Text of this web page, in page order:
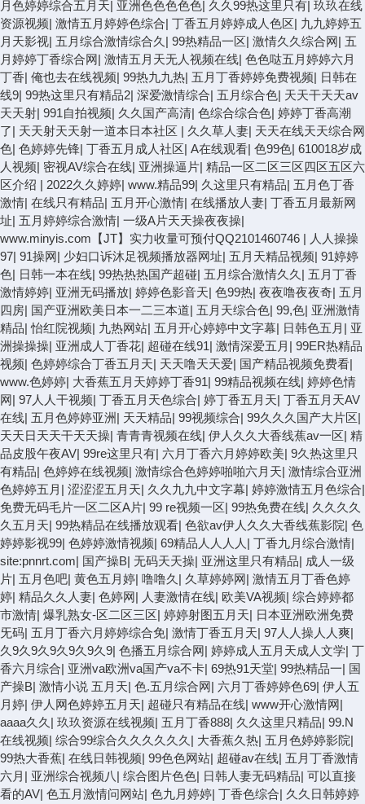
月色婷婷综合五月天| 亚洲色色色色色| 久久99热这里只有| 玖玖在线
资源视频| 激情五月婷婷色综合| 丁香五月婷婷成人色区| 九九婷婷五
月天影视| 五月综合激情综合久 | 99热精品一区| 激情久久综合网| 五
月婷婷丁香综合网| 激情五月天无人视频在线| 色色哒五月婷婷六月
丁香| 俺也去在线视频| 99热九九热| 五月丁香婷婷免费视频| 日韩在
线9| 99热这里只有精品2| 深爱激情综合| 五月综合色| 天天干天天av
天天射| 991自拍视频| 久久国产高清| 色综合综合色| 婷婷丁香高潮
了| 天天射天天射一道本日本社区 | 久久草人妻| 天天在线天天综合网
色| 色婷婷先锋| 丁香五月成人社区| A在线观看| 色99色| 610018岁成
人视频| 密视AV综合在线| 亚洲操逼片| 精品一区二区三区四区五区六
区介绍 | 2022久久婷婷| www.精品99| 久这里只有精品| 五月色丁香
激情| 在线只有精品| 五月开心激情| 在线播放人妻| 丁香五月最新网
址| 五月婷婷综合激情| 一级A片天天操夜夜操|
www.minyis.com【JT】实力收量可预付QQ2101460746 | 人人操操
97| 91操网| 少妇口诉沐足视频播放器网址| 五月天精品视频| 91婷婷
色| 日韩一本在线| 99热热热国产超碰| 五月综合激情久久 | 五月丁香
激情婷婷| 亚洲无码播放| 婷婷色影音天| 色99热| 夜夜噜夜夜奇| 五月
四房| 国产亚洲欧美日本一二三本道| 五月天综合色| 99,色| 亚洲激情
精品|怡红院视频| 九热网站| 五月开心婷婷中文字幕| 日韩色五月 | 亚
洲操操操| 亚洲成人丁香花| 超碰在线91| 激情深爱五月 | 99ER热精品
视频| 色婷婷综合丁香五月天| 天天噜天天爱| 国产精品视频免费看|
www.色婷婷| 大香蕉五月天婷婷丁香91| 99精品视频在线| 婷婷色情
网| 97人人干视频| 丁香五月天色综合| 婷丁香五月天| 丁香五月天AV
在线| 五月色婷婷亚洲 | 天天精品| 99视频综合| 99久久久国产大片区|
天天日天天干天天操| 青青青视频在线| 伊人久久大香线蕉av一区| 精
品皮股午夜AV| 99re这里只有| 六月丁香六月婷婷欧美| 9久热这里只
有精品| 色婷婷在线视频| 激情综合色婷婷啪啪六月天| 激情综合亚洲
色婷婷五月 | 涩涩涩五月天| 久久九九中文字幕| 婷婷激情五月色综合|
免费无码毛片一区二区A片| 99 re视频一区| 99热免费在线| 久久久久
久五月天| 99热精品在线播放观看| 色欲av伊人久久大香线蕉影院| 色
婷婷影视99| 色婷婷激情视频| 69精品人人人人 | 丁香九月综合激情|
site:pnnrt.com| 国产操B| 无码天天操| 亚洲这里只有精品| 成人一级
片| 五月色吧| 黄色五月婷| 噜噜久 | 久草婷婷网| 激情五月丁香色婷
婷| 精品久久人妻| 色婷网| 人妻激情在线| 欧美VA视频| 综合婷婷都
市激情| 爆乳熟女-区二区三区| 婷婷射图五月天| 日本亚洲欧洲免费
旡码| 五月丁香六月婷婷综合免| 激情丁香五月天| 97人人操人人爽|
久9久9久9久9久9久9| 色播五月综合网| 婷婷成人五月天成人文学| 丁
香六月综合| 亚洲va欧洲va国产va不卡| 69热91天堂| 99热精品一| 国
产操B| 激情小说 五月天| 色.五月综合网| 六月丁香婷婷色69| 伊人五
月婷| 伊人网色婷婷五月天| 超碰只有精品在线| www开心激情网|
aaaa久久 | 玖玖资源在线视频| 五月丁香888| 久久这里只精品| 99.N
在线视频| 综合99综合久久久久久久 | 大香蕉久热| 五月色婷婷影院|
99热大香蕉| 在线日韩视频| 99色色网站| 超碰av在线| 五月丁香激情
六月 | 亚洲综合视频八 | 综合图片色色| 日韩人妻无码精品| 可以直接
看的AV| 色五月激情问网站| 色九月婷婷| 丁香色综合| 久久日韩婷婷